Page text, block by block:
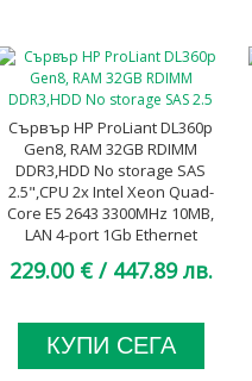
Сървър HP ProLiant DL360p
Gen8, RAM 32GB RDIMM
DDR3,HDD No storage SAS
2.5",CPU 2x Intel Xeon Quad-
Core E5 2643 3300MHz 10MB,
LAN 4-port 1Gb Ethernet
229.00 € / 447.89 лв.
КУПИ СЕГА